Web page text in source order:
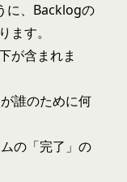
に、Backlogの
す。
が含まれま
誰のために何
の「完了」の